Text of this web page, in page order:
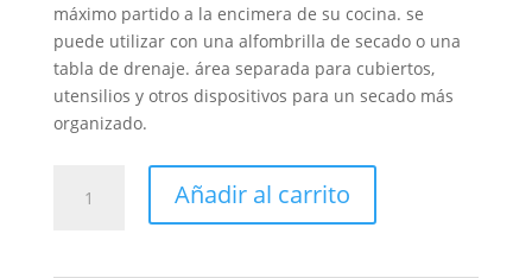
máximo partido a la encimera de su cocina. se
puede utilizar con una alfombrilla de secado o una
tabla de drenaje. área separada para cubiertos,
utensilios y otros dispositivos para un secado más
organizado.
TABLA
ESCURRIDOR
Añadir al carrito